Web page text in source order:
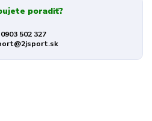
poradiť?
0903 502 327